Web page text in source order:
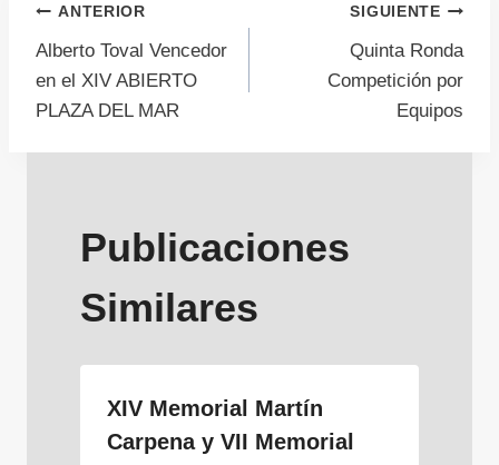
Navegación
de
entradas
ANTERIOR
Alberto Toval Vencedor
en el XIV ABIERTO
PLAZA DEL MAR
SIGUIENTE
Quinta Ronda
Competición por
Equipos
Publicaciones
Similares
XIV Memorial Martín
Carpena y VII Memorial